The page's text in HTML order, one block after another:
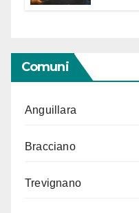
Comuni
Anguillara
Bracciano
Trevignano